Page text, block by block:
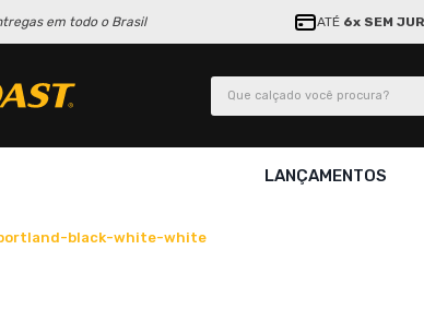
em todo o Brasil ATÉ 6x SEM
Que calçado você procura?
LANÇAMENTOS
black-white-white